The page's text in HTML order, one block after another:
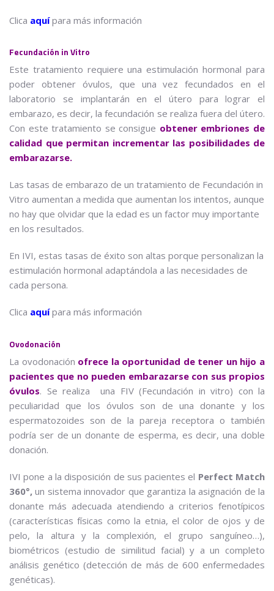
Clica aquípara más información
Fecundación in Vitro
Este tratamiento requiere una estimulación hormonal para
poder obtener óvulos, que una vez fecundados en el
laboratorio se implantarán en el útero para lograr el
embarazo, es decir, la fecundación se realiza fuera del útero.
Con este tratamiento se consigue obtener embriones de
calidad que permitan incrementar las posibilidades de
embarazarse.
Las tasas de embarazo de un tratamiento de Fecundación in
Vitro aumentan a medida que aumentan los intentos, aunque
no hay que olvidar que la edad es un factor muy importante
en los resultados.
En IVI, estas tasas de éxito son altas porque personalizan la
estimulación hormonal adaptándola a las necesidades de
cada persona.
Clica aquí para más información
Ovodonación
La ovodonación ofrece la oportunidad de tener un hijo a
pacientes que no pueden embarazarse con sus propios
óvulos. Se realiza una FIV (Fecundación in vitro) con la
peculiaridad que los óvulos son de una donante y los
espermatozoides son de la pareja receptora o también
podría ser de un donante de esperma, es decir, una doble
donación.
IVI pone a la disposición de sus pacientes el Perfect Match
360°, un sistema innovador que garantiza la asignación de la
donante más adecuada atendiendo a criterios fenotípicos
(características físicas como la etnia, el color de ojos y de
pelo, la altura y la complexión, el grupo sanguíneo…),
biométricos (estudio de similitud facial) y a un completo
análisis genético (detección de más de 600 enfermedades
genéticas).